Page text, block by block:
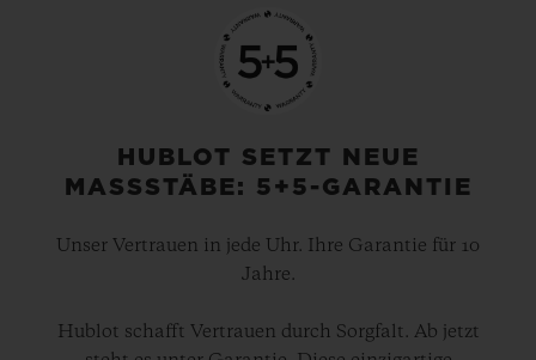
HUBLOT SETZT NEUE
MASSSTÄBE: 5+5-GARANTIE
Unser Vertrauen in jede Uhr. Ihre Garantie für 10
Jahre.
Hublot schafft Vertrauen durch Sorgfalt. Ab jetzt